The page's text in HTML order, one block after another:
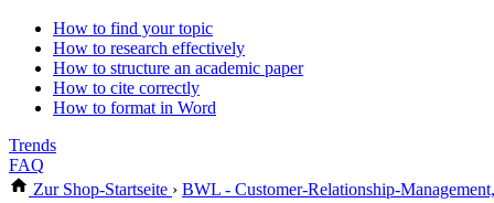
How to find your topic
How to research effectively
How to structure an academic paper
How to cite correctly
How to format in Word
Trends
FAQ
Zur Shop-Startseite › BWL - Customer-Relationship-